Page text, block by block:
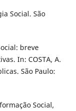
Social. São
breve
In: COSTA, A.
São Paulo:
Social,